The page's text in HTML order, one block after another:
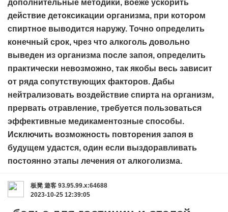
дополнительные методики, воеже ускорить
действие детоксикации организма, при котором
спиртное выводится наружу. Точно определить
конечный срок, чрез что алкоголь довольно
выведен из организма после запоя, определить
практически невозможно, так якобы весь зависит
от ряда сопутствующих факторов. Дабы
нейтрализовать воздействие спирта на организм,
прервать отравление, требуется пользоваться
эффективные медикаментозные способы.
Исключить возможность повторения запоя в
будущем удастся, один если выздоравливать
постоянно этапы лечения от алкоголизма.
板凳 遊客 93.95.99.x:64688
2023-10-25 12:39:05